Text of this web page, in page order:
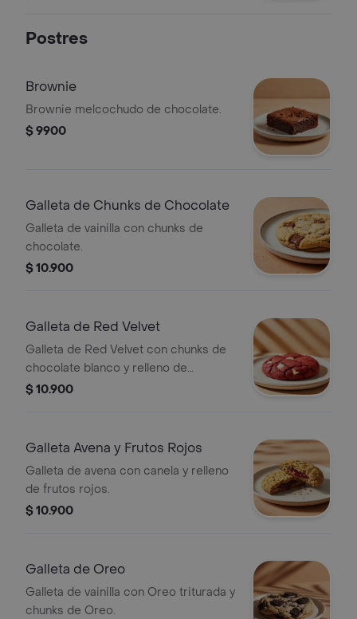
Postres
Brownie
Brownie melcochudo de chocolate.
$ 9900
Galleta de Chunks de Chocolate
Galleta de vainilla con chunks de
chocolate.
$ 10.900
Galleta de Red Velvet
Galleta de Red Velvet con chunks de
chocolate blanco y relleno de
Cheesecake.
$ 10.900
Galleta Avena y Frutos Rojos
Galleta de avena con canela y relleno
de frutos rojos.
$ 10.900
Galleta de Oreo
Galleta de vainilla con Oreo triturada y
chunks de Oreo.